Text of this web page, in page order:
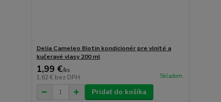
Delia Cameleo Biotin kondicionér pre vlnité a
kučeravé vlasy 200 ml
1,99 €/ks
1,62 € bez DPH Skladom
Pridať do košíka